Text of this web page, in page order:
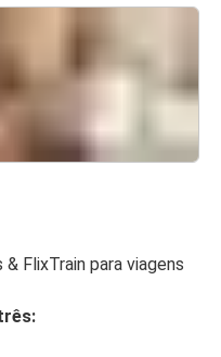
FlixTrain para viagens